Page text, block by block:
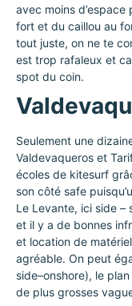
avec moins
fort et du caillou au
tout juste, on ne te
est trop rafaleux et
spot du coin.
Seulement une
Valdevaqueros et
écoles de kitesurf
son côté safe
Le Levante, ici side –
et il y a de bonnes
et location de
agréable. On peut
side–onshore), le
de plus grosses